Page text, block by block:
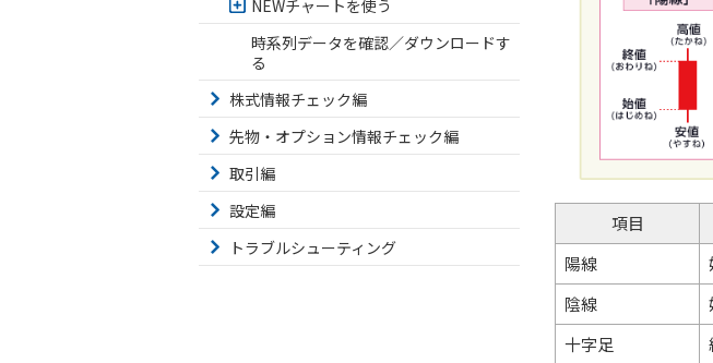
項目
陽線
陰線
十字足